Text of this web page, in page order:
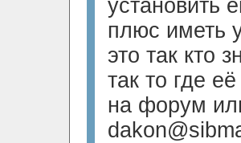
установить
плюс иметь
это так кто
так то где
на форум